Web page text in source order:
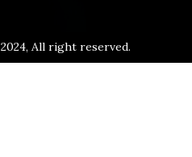
2024, All right reserved.